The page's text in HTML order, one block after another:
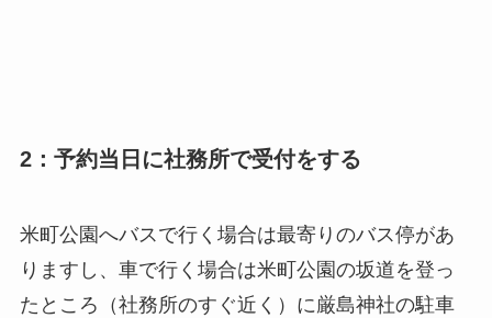
2：予約当日に社務所で受付をする
米町公園へバスで行く場合は最寄りのバス停があ
りますし、車で行く場合は米町公園の坂道を登っ
たところ（社務所のすぐ近く）に厳島神社の駐車